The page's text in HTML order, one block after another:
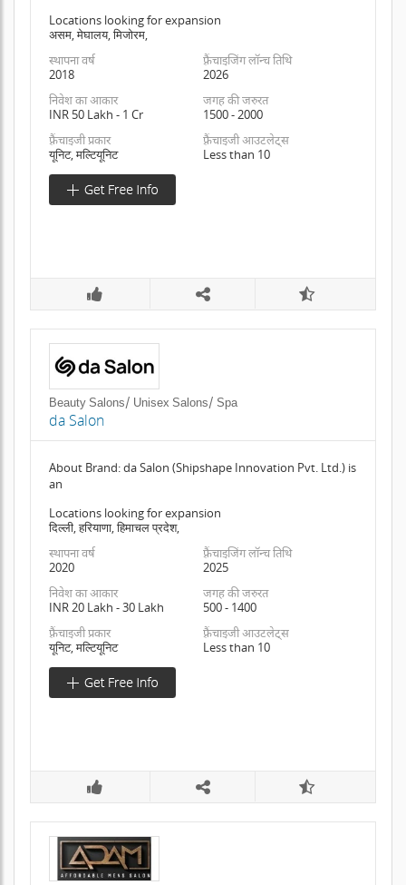
Locations looking for expansion
असम, मेघालय, मिजोरम,
स्थापना वर्ष
2018
फ़्रैंचाइजिंग लॉन्च तिथि
2026
निवेश का आकार
INR 50 Lakh - 1 Cr
जगह की जरुरत
1500 - 2000
फ़्रैंचाइजी प्रकार
यूनिट, मल्टियूनिट
फ़्रैंचाइजी आउटलेट्स
Less than 10
Beauty Salons/ Unisex Salons/ Spa
da Salon
About Brand: da Salon (Shipshape Innovation Pvt. Ltd.) is
an
Locations looking for expansion
दिल्ली, हरियाणा, हिमाचल प्रदेश,
स्थापना वर्ष
2020
फ़्रैंचाइजिंग लॉन्च तिथि
2025
निवेश का आकार
INR 20 Lakh - 30 Lakh
जगह की जरुरत
500 - 1400
फ़्रैंचाइजी प्रकार
यूनिट, मल्टियूनिट
फ़्रैंचाइजी आउटलेट्स
Less than 10